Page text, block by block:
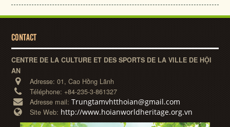
CONTACT
CENTRE DE LA CULTURE ET DES SPORTS DE LA VILLE DE HỘI
AN
Adresse:01, Cao Hồng Lãnh
Téléphone:+84-235-3-861327
Adresse mail:Trungtamvhtthoian@gmail.com
Site Web: http://www.hoianworldheritage.org.vn